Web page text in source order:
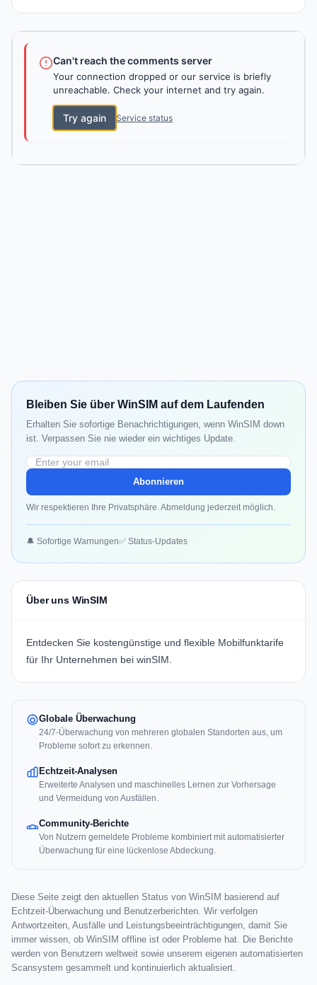
Can't reach the comments server
Your connection dropped or our service is briefly
unreachable. Check your internet and try again.
Try again Service status
Bleiben Sie über WinSIM auf dem Laufenden
Erhalten Sie sofortige Benachrichtigungen, wenn WinSIM down
ist. Verpassen Sie nie wieder ein wichtiges Update.
Abonnieren
Wir respektieren Ihre Privatsphäre. Abmeldung jederzeit möglich.
🔔 Sofortige Warnungen✅ Status-Updates
Über uns WinSIM
Entdecken Sie kostengünstige und flexible Mobilfunktarife
für Ihr Unternehmen bei winSIM.
Globale Überwachung
24/7-Überwachung von mehreren globalen Standorten aus, um
Probleme sofort zu erkennen.
Echtzeit-Analysen
Erweiterte Analysen und maschinelles Lernen zur Vorhersage
und Vermeidung von Ausfällen.
Community-Berichte
Von Nutzern gemeldete Probleme kombiniert mit automatisierter
Überwachung für eine lückenlose Abdeckung.
Diese Seite zeigt den aktuellen Status von WinSIM basierend auf
Echtzeit-Überwachung und Benutzerberichten. Wir verfolgen
Antwortzeiten, Ausfälle und Leistungsbeeinträchtigungen, damit Sie
immer wissen, ob WinSIM offline ist oder Probleme hat. Die Berichte
werden von Benutzern weltweit sowie unserem eigenen automatisierten
Scansystem gesammelt und kontinuierlich aktualisiert.